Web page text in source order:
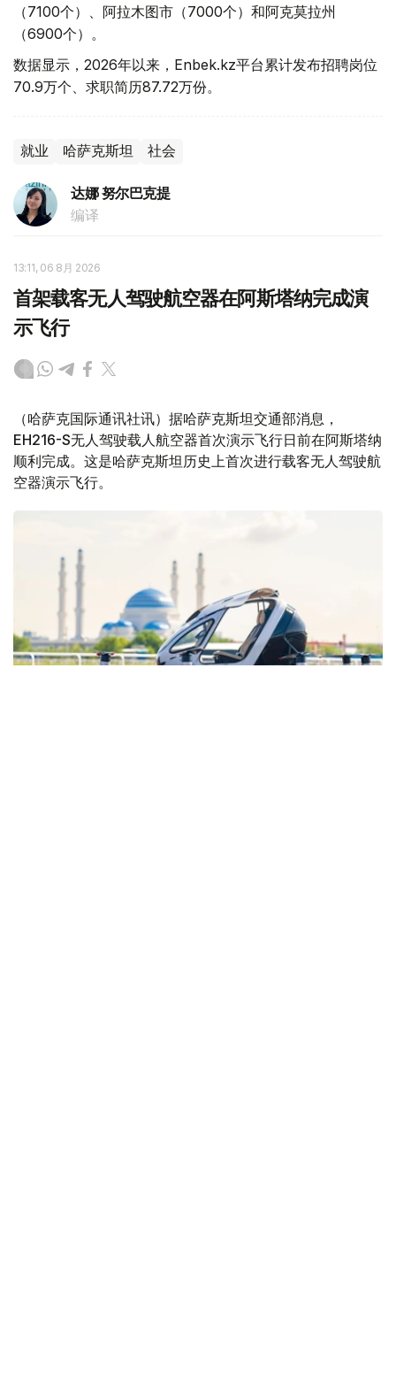
（7100个）、阿拉木图市（7000个）和阿克莫拉州
（6900个）。
数据显示，2026年以来，Enbek.kz平台累计发布招聘岗位
70.9万个、求职简历87.72万份。
就业 哈萨克斯坦 社会
达娜 努尔巴克提
编译
13:11, 06 8月 2026
首架载客无人驾驶航空器在阿斯塔纳完成演
示飞行
（哈萨克国际通讯社讯）据哈萨克斯坦交通部消息，
EH216-S无人驾驶载人航空器首次演示飞行日前在阿斯塔纳
顺利完成。这是哈萨克斯坦历史上首次进行载客无人驾驶航
空器演示飞行。